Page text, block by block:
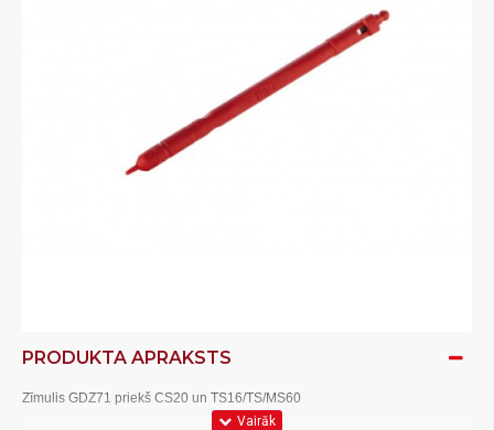
PRODUKTA APRAKSTS
Zīmulis GDZ71 priekš CS20 un TS16/TS/MS60